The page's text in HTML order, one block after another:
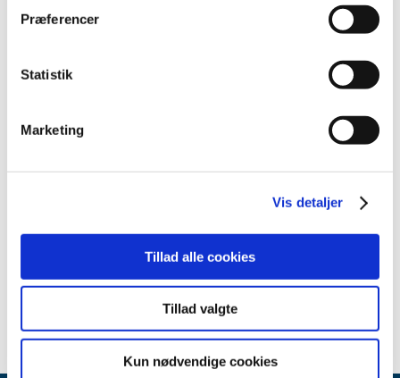
Præferencer
Statistik
Marketing
Vis detaljer
Tillad alle cookies
Tillad valgte
Kun nødvendige cookies
2010 (7)
2008 (8)
november (2)
september (1)